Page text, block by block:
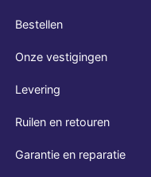
Bestellen
Onze vestigingen
Levering
Ruilen en retouren
Garantie en reparatie